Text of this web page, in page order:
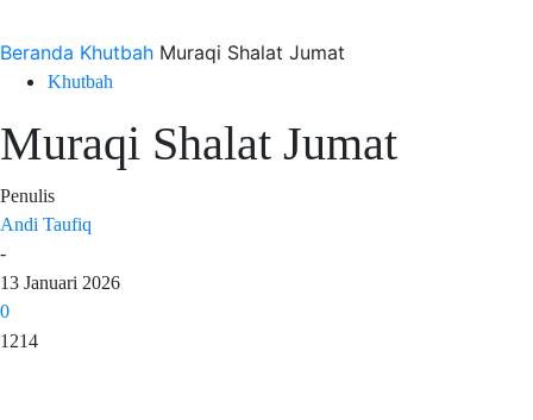
Beranda Khutbah Muraqi Shalat Jumat
Khutbah
Muraqi Shalat Jumat
Penulis
Andi Taufiq
-
13 Januari 2026
0
1214